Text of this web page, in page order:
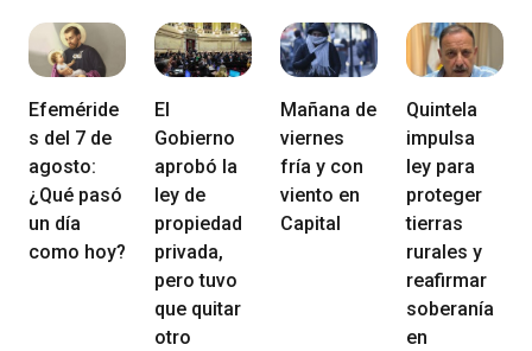
Efeméride
s del 7 de
agosto:
¿Qué pasó
un día
como hoy?
El
Gobierno
aprobó la
ley de
propiedad
privada,
pero tuvo
que quitar
otro
Mañana de
viernes
fría y con
viento en
Capital
Quintela
impulsa
ley para
proteger
tierras
rurales y
reafirmar
soberanía
en